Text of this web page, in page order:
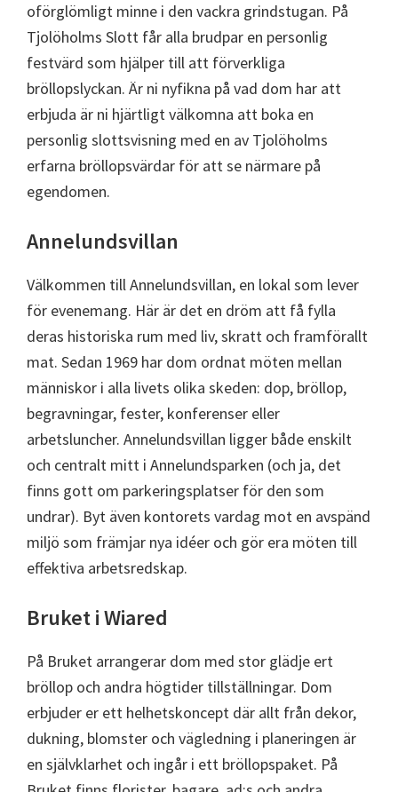
oförglömligt minne i den vackra grindstugan. På
Tjolöholms Slott får alla brudpar en personlig
festvärd som hjälper till att förverkliga
bröllopslyckan. Är ni nyfikna på vad dom har att
erbjuda är ni hjärtligt välkomna att boka en
personlig slottsvisning med en av Tjolöholms
erfarna bröllopsvärdar för att se närmare på
egendomen.
Annelundsvillan
Välkommen till Annelundsvillan, en lokal som lever
för evenemang. Här är det en dröm att få fylla
deras historiska rum med liv, skratt och framförallt
mat. Sedan 1969 har dom ordnat möten mellan
människor i alla livets olika skeden: dop, bröllop,
begravningar, fester, konferenser eller
arbetsluncher. Annelundsvillan ligger både enskilt
och centralt mitt i Annelundsparken (och ja, det
finns gott om parkeringsplatser för den som
undrar). Byt även kontorets vardag mot en avspänd
miljö som främjar nya idéer och gör era möten till
effektiva arbetsredskap.
Bruket i Wiared
På Bruket arrangerar dom med stor glädje ert
bröllop och andra högtider tillställningar. Dom
erbjuder er ett helhetskoncept där allt från dekor,
dukning, blomster och vägledning i planeringen är
en självklarhet och ingår i ett bröllopspaket. På